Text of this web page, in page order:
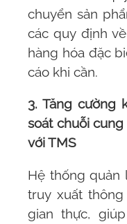
chuyển sản
các quy định
hàng hóa đặc
cáo khi cần.
3. Tăng cường
soát chuỗi
vớiTMS
Hệ thống quản
truy xuất
gian thực,